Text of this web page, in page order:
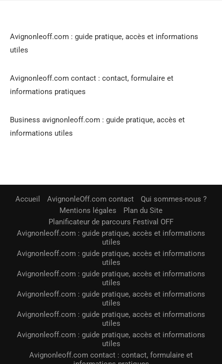
Avignonleoff.com : guide pratique, accès et informations
utiles
Avignonleoff.com contact : contact, formulaire et
informations pratiques
Business avignonleoff.com : guide pratique, accès et
informations utiles
Accueil AvignonleOff.com contact
Qui sommes-nous ?
Mentions légales
Plan du Site
Planificateur de parcours Festival OFF
Avignonleoff.com : guide pratique, accès et informations
utiles
Avignonleoff.com : guide pratique, accès et informations
utiles
Avignonleoff.com : guide pratique, accès et informations
utiles
Avignonleoff.com : guide pratique, accès et informations
utiles
Avignonleoff.com : guide pratique, accès et informations
utiles
Avignonleoff.com : guide pratique, accès et informations
utiles
Avignonleoff.com contact : contact, formulaire et